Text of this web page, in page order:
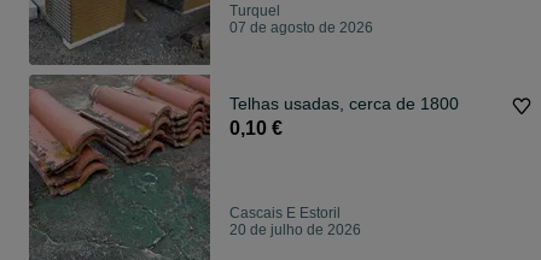
Turquel
07 de agosto de 2026
Telhas usadas, cerca de 1800
0,10 €
Cascais E Estoril
20 de julho de 2026